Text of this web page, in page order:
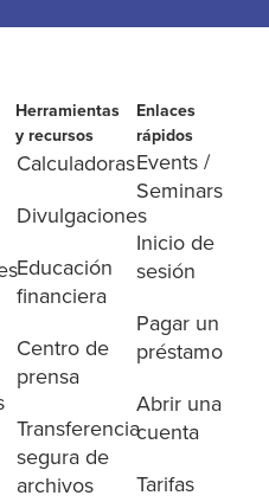
Herramientas
y recursos
Calculadoras
Divulgaciones
Educación
financiera
Centro de
prensa
Transferencia
segura de
archivos
Enlaces
rápidos
Events /
Seminars
Inicio de
sesión
Pagar un
préstamo
Abrir una
cuenta
Tarifas